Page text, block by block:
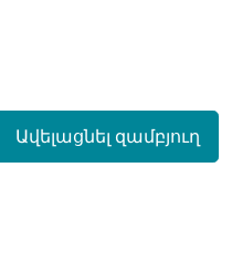
Ավելացնել զամբյուղ